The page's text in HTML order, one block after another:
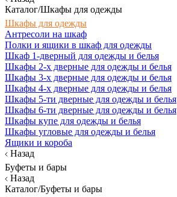
Каталог/Шкафы для одежды
Шкафы для одежды
Антресоли на шкаф
Полки и ящики в шкаф для одежды
Шкаф 1-дверный для одежды и белья
Шкафы 2-х дверные для одежды и белья
Шкафы 3-х дверные для одежды и белья
Шкафы 4-х дверные для одежды и белья
Шкафы 5-ти дверные для одежды и белья
Шкафы 6-ти дверные для одежды и белья
Шкафы купе для одежды и белья
Шкафы угловые для одежды и белья
Ящики и короба
Назад
Буфеты и бары
Назад
Каталог/Буфеты и бары